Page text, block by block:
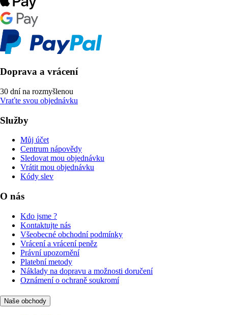
Doprava a vrácení
30 dní na rozmyšlenou
Vraťte svou objednávku
Služby
Můj účet
Centrum nápovědy
Sledovat mou objednávku
Vrátit mou objednávku
Kódy slev
O nás
Kdo jsme ?
Kontaktujte nás
Všeobecné obchodní podmínky
Vrácení a vrácení peněz
Právní upozornění
Platební metody
Náklady na dopravu a možnosti doručení
Oznámení o ochraně soukromí
Naše obchody